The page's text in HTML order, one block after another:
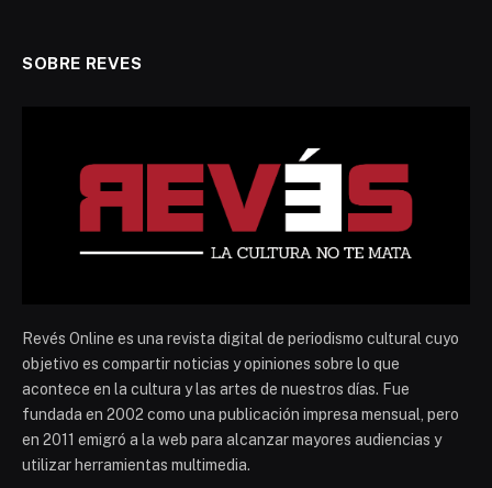
SOBRE REVES
Revés Online es una revista digital de periodismo cultural cuyo
objetivo es compartir noticias y opiniones sobre lo que
acontece en la cultura y las artes de nuestros días. Fue
fundada en 2002 como una publicación impresa mensual, pero
en 2011 emigró a la web para alcanzar mayores audiencias y
utilizar herramientas multimedia.